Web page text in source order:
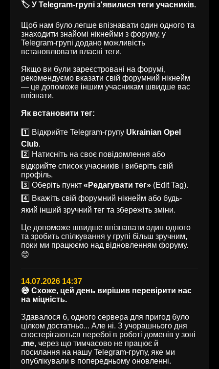
🏷️ У Telegram-групі з'явилися теги учасників.
Щоб нам було легше впізнавати один одного та
знаходити знайомі нікнейми з форуму, у
Telegram-групі додано можливість
встановлювати власні теги.
Якщо ви були зареєстровані на форумі,
рекомендуємо вказати свій форумний нікнейм
— це допоможе іншим учасникам швидше вас
впізнати.
Як встановити тег:
1️⃣ Відкрийте Telegram-групу Ukrainian Opel
Club.
2️⃣ Натисніть на своє повідомлення або
відкрийте список учасників і виберіть свій
профіль.
3️⃣ Оберіть пункт «Редагувати тег» (Edit Tag).
4️⃣ Вкажіть свій форумний нікнейм або будь-
який інший зручний тег та збережіть зміни.
Це допоможе швидше впізнавати один одного
та зробить спілкування у групі більш зручним,
поки ми працюємо над відновленням форуму.
😊
14.07.2026 14:37
😅 Схоже, цей день вирішив перевірити нас
на міцність.
Здавалося б, одного сервера для пригод було
цілком достатньо... Але ні. З учорашнього дня
спостерігаються перебої в роботі доменів у зоні
.me, через що тимчасово не працює й
посилання на нашу Telegram-групу, яке ми
опублікували в попередньому оновленні.